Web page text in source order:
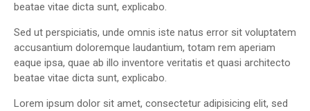
beatae vitae dicta sunt, explicabo.
Sed ut perspiciatis, unde omnis iste natus error sit voluptatem
accusantium doloremque laudantium, totam rem aperiam
eaque ipsa, quae ab illo inventore veritatis et quasi architecto
beatae vitae dicta sunt, explicabo.
Lorem ipsum dolor sit amet, consectetur adipisicing elit, sed